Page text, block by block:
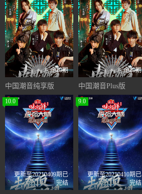
全10期
中国潮音纯享版
全10期
中国潮音Plus版
10.0
更新至20210409期已
完结
9.0
更新至20210410期已
完结